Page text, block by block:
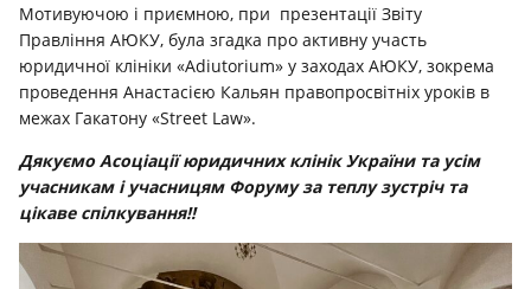
Мотивуючою і приємною, при презентації Звіту
Правління АЮКУ, була згадка про активну участь
юридичної клініки «Adiutorium» у заходах АЮКУ, зокрема
проведення Анастасією Кальян правопросвітніх уроків в
межах Гакатону «Street Law».
Дякуємо Асоціації юридичних клінік України та усім
учасникам і учасницям Форуму за теплу зустріч та
цікаве спілкування!!